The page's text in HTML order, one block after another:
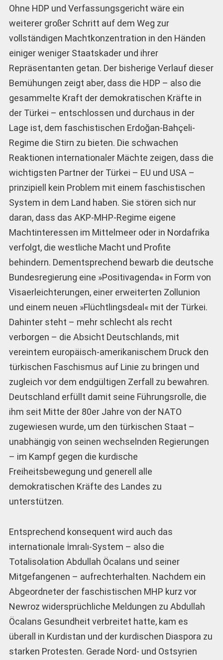
Ohne HDP und Verfassungsgericht wäre ein
weiterer großer Schritt auf dem Weg zur
vollständigen Machtkonzentration in den Händen
einiger weniger Staatskader und ihrer
Repräsentanten getan. Der bisherige Verlauf dieser
Bemühungen zeigt aber, dass die HDP – also die
gesammelte Kraft der demokratischen Kräfte in
der Türkei – entschlossen und durchaus in der
Lage ist, dem faschistischen Erdoğan-Bahçeli-
Regime die Stirn zu bieten. Die schwachen
Reaktionen internationaler Mächte zeigen, dass die
wichtigsten Partner der Türkei – EU und USA –
prinzipiell kein Problem mit einem faschistischen
System in dem Land haben. Sie stören sich nur
daran, dass das AKP-MHP-Regime eigene
Machtinteressen im Mittelmeer oder in Nordafrika
verfolgt, die westliche Macht und Profite
behindern. Dementsprechend bewarb die deutsche
Bundesregierung eine »Positivagenda« in Form von
Visaerleichterungen, einer erweiterten Zollunion
und einem neuen »Flüchtlingsdeal« mit der Türkei.
Dahinter steht – mehr schlecht als recht
verborgen – die Absicht Deutschlands, mit
vereintem europäisch-amerikanischem Druck den
türkischen Faschismus auf Linie zu bringen und
zugleich vor dem endgültigen Zerfall zu bewahren.
Deutschland erfüllt damit seine Führungsrolle, die
ihm seit Mitte der 80er Jahre von der NATO
zugewiesen wurde, um den türkischen Staat –
unabhängig von seinen wechselnden Regierungen
– im Kampf gegen die kurdische
Freiheitsbewegung und generell alle
demokratischen Kräfte des Landes zu
unterstützen.
Entsprechend konsequent wird auch das
internationale İmralı-System – also die
Totalisolation Abdullah Öcalans und seiner
Mitgefangenen – aufrechterhalten. Nachdem ein
Abgeordneter der faschistischen MHP kurz vor
Newroz widersprüchliche Meldungen zu Abdullah
Öcalans Gesundheit verbreitet hatte, kam es
überall in Kurdistan und der kurdischen Diaspora zu
starken Protesten. Gerade Nord- und Ostsyrien